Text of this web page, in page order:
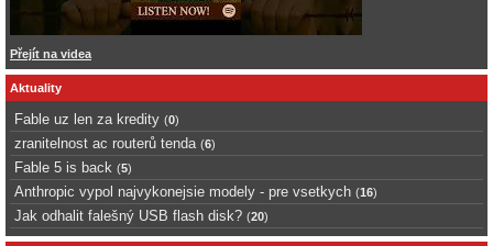
Přejít na videa
Aktuality
Fable uz len za kredity (0)
zranitelnost ac routerů tenda (6)
Fable 5 is back (5)
Anthropic vypol najvykonejsie modely - pre vsetkych (16)
Jak odhalit falešný USB flash disk? (20)